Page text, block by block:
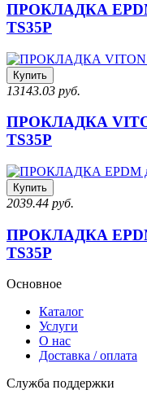
ПРОКЛАДКА
TS35P
Купить
13143.03 руб.
ПРОКЛАДКА
TS35P
Купить
2039.44 руб.
ПРОКЛАДКА
TS35P
Основное
Каталог
Услуги
О нас
Доставка / оплата
Служба поддержки